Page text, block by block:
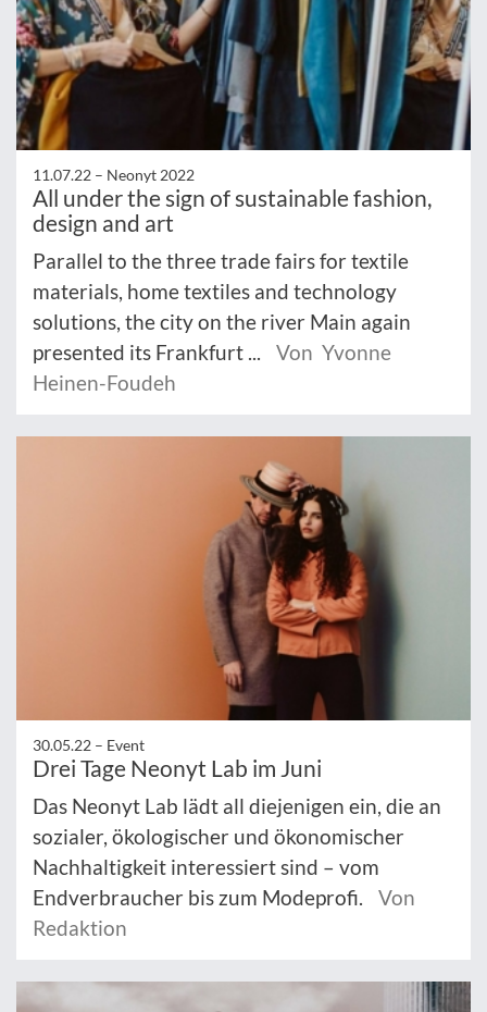
11.07.22 – Neonyt 2022
All under the sign of sustainable fashion,
design and art
Parallel to the three trade fairs for textile
materials, home textiles and technology
solutions, the city on the river Main again
presented its Frankfurt ...
Von Yvonne
Heinen-Foudeh
30.05.22 – Event
Drei Tage Neonyt Lab im Juni
Das Neonyt Lab lädt all diejenigen ein, die an
sozialer, ökologischer und ökonomischer
Nachhaltigkeit interessiert sind – vom
Endverbraucher bis zum Modeprofi.
Von
Redaktion